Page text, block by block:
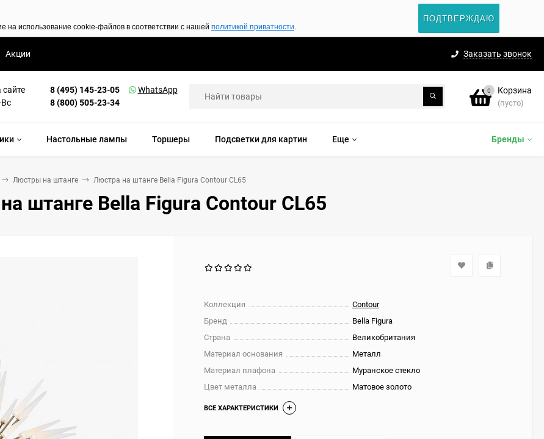
на использование cookie-файлов в соответствии с нашей политикой приватности
ПОДТВЕРЖДАЮ
Заказать звонок
Акции
Вс
8 (495) 145-23-05
8 (800) 505-23-34
WhatsApp 0 Корзина
(пусто)
Бренды
Настольные лампы Торшеры Подсветки для картин Еще
Люстры на штанге Люстра на штанге Bella Figura Contour CL65
штанге Bella Figura Contour CL65
Коллекция
Contour
Бренд
Bella Figura
Страна
Великобритания
Материал основания
Металл
Материал плафона
Муранское стекло
Цвет металла
Матовое золото
ВСЕ ХАРАКТЕРИСТИКИ